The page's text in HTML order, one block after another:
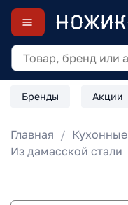
Бренды Акции
Главная Кухонные
Из дамасской стали